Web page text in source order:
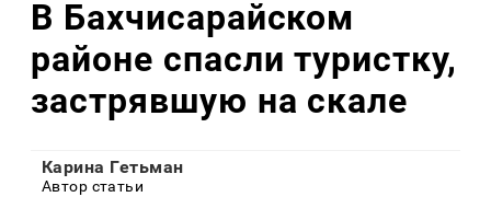
В Бахчисарайском
районе спасли туристку,
застрявшую на скале
Карина Гетьман
Автор статьи